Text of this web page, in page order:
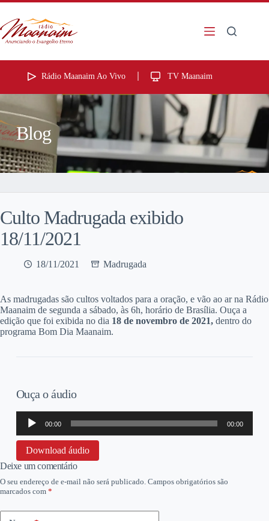
Rádio Maanaim Ao Vivo TV Maanaim
Blog
Culto Madrugada exibido
18/11/2021
18/11/2021 Madrugada
As madrugadas são cultos voltados para a oração, e vão ao ar na Rádio
Maanaim de segunda a sábado, às 6h, horário de Brasília. Ouça a
edição que foi exibida no dia 18 de novembro de 2021, dentro do
programa Bom Dia Maanaim.
Ouça o áudio
Tocador
áudio
00:00 00:00
Download áudio
Deixe um comentário
O seu endereço de e-mail não será publicado. Campos obrigatórios são
marcados com *